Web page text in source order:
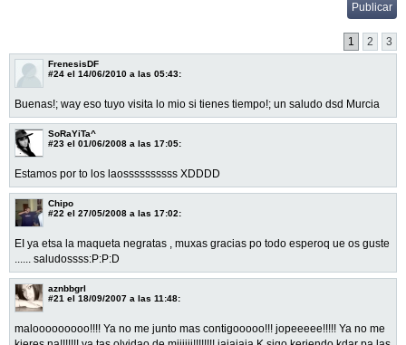
1 2 3
FrenesisDF
#24 el 14/06/2010 a las 05:43:
Buenas!; way eso tuyo visita lo mio si tienes tiempo!; un saludo dsd Murcia
SoRaYiTa^
#23 el 01/06/2008 a las 17:05:
Estamos por to los laossssssssss XDDDD
Chipo
#22 el 27/05/2008 a las 17:02:
EI ya etsa la maqueta negratas , muxas gracias po todo esperoq ue os guste
...... saludossss:P:P:D
aznbbgrl
#21 el 18/09/2007 a las 11:48:
malooooooooo!!!! Ya no me junto mas contigooooo!!! jopeeeee!!!!! Ya no me